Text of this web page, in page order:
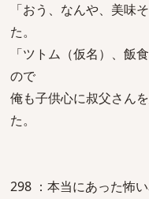
「おう、なんや、美味
た。
「ツトム（仮名）、飯
ので
俺も子供心に叔父さん
た。
298 ：本当にあった怖